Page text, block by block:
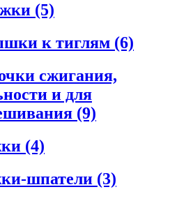
(5)
к тиглям (6)
сжигания,
и для
(9)
(4)
шпатели (3)